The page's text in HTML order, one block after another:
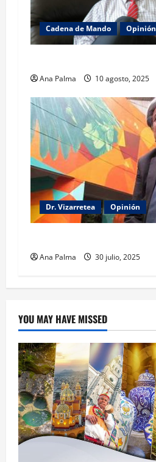
Cadena de Mando Opinión
Ana Palma 10 agosto, 2025
Dr. Vizarretea Opinión
Ana Palma 30 julio, 2025
YOU MAY HAVE MISSED